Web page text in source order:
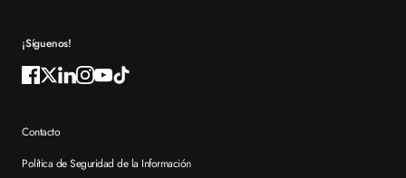
¡Síguenos!
Contacto
Política de Seguridad de la Información